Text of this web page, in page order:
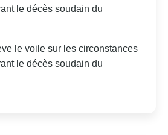
le décès soudain du
le voile sur les circonstances
le décès soudain du